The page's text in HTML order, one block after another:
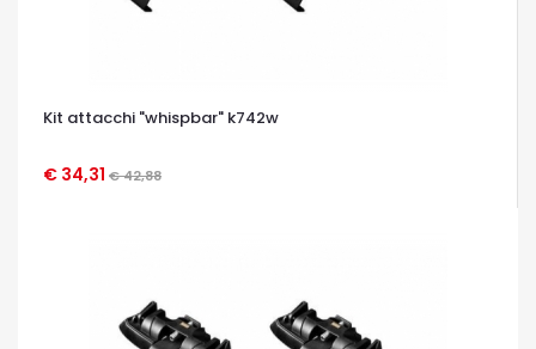
Kit attacchi "whispbar" k742w
€ 34,31 € 42,88
OCCHIATA VELOCE